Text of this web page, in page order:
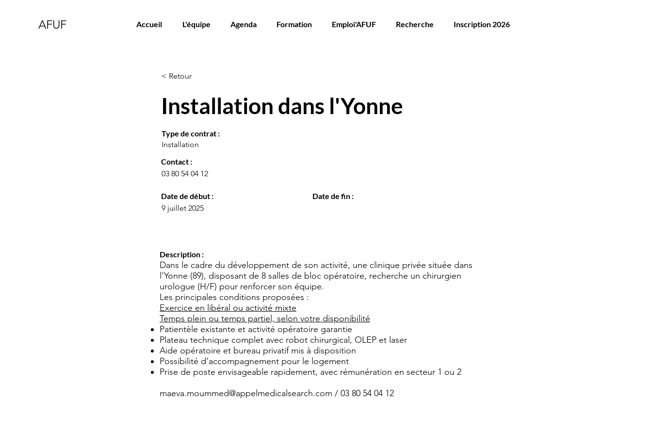
AFUF Accueil L'équipe Agenda Formation Emploi'AFUF Recherche Inscription 2026
< Retour
Installation dans l'Yonne
Contact :
03 80 54 04 12
Installation
Type de contrat :
Date de début :
9 juillet 2025
Date de fin :
Description :
Dans le cadre du développement de son activité, une clinique privée située dans
l’Yonne (89), disposant de 8 salles de bloc opératoire, recherche un chirurgien
urologue (H/F) pour renforcer son équipe.
Les principales conditions proposées :
Exercice en libéral ou activité mixte
Temps plein ou temps partiel, selon votre disponibilité
Patientèle existante et activité opératoire garantie
Plateau technique complet avec robot chirurgical, OLEP et laser
Aide opératoire et bureau privatif mis à disposition
Possibilité d’accompagnement pour le logement
Prise de poste envisageable rapidement, avec rémunération en secteur 1 ou 2
maeva.moummed@appelmedicalsearch.com / 03 80 54 04 12